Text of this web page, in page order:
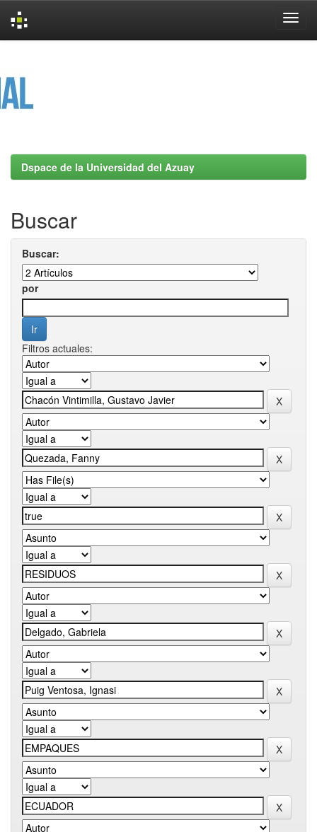
Dspace de la Universidad del Azuay
Buscar
Buscar:
por
Filtros actuales: